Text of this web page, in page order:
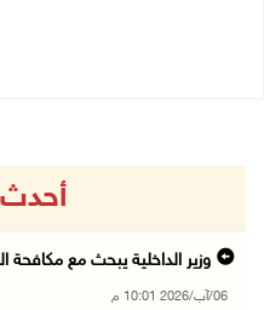
أحدث
وزير الداخلية يبحث مع مكافحة
06/آب/2026 10:01 م